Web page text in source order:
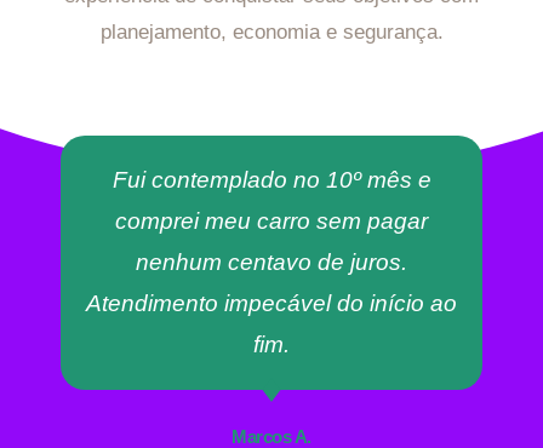
planejamento, economia e segurança.
Fui contemplado no 10º mês e
comprei meu carro sem pagar
nenhum centavo de juros.
Atendimento impecável do início ao
fim.
Marcos A.